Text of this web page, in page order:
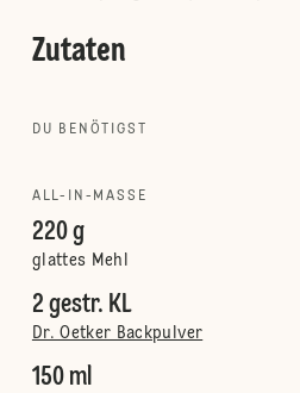
Zutaten
DU BENÖTIGST
ALL-IN-MASSE
220 g
glattes Mehl
2 gestr. KL
Dr. Oetker Backpulver
150 ml